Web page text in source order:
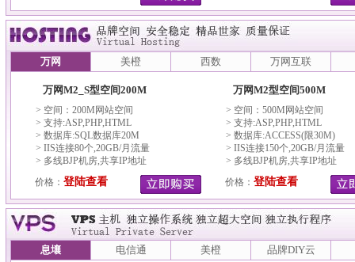
万网 美橙 西数 万网互联
万网M2_S型空间200M
> 空间：200M网站空间
> 支持:ASP,PHP,HTML
> 数据库:SQL数据库20M
> IIS连接80个,20GB/月流量
> 多线BJP机房,共享IP地址
价格： 登陆查看
万网M2型空间500M
> 空间：500M网站空间
> 支持:ASP,PHP,HTML
> 数据库:ACCESS(限30M)
> IIS连接150个,20GB/月流量
> 多线BJP机房,共享IP地址
价格： 登陆查看
息壤 电信通 美橙 品牌DIY云